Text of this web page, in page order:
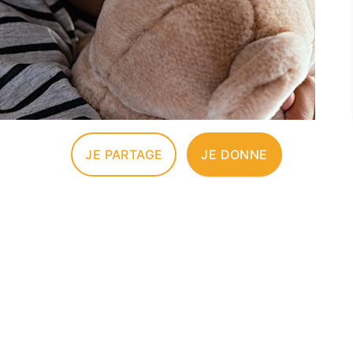
JE PARTAGE JE DONNE